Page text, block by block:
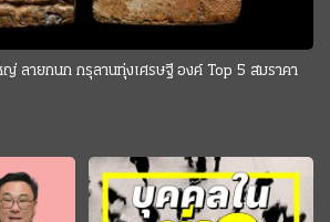
ลายกนก กรุลานทุ่งเศรษฐี องค์ Top 5 สมราคา